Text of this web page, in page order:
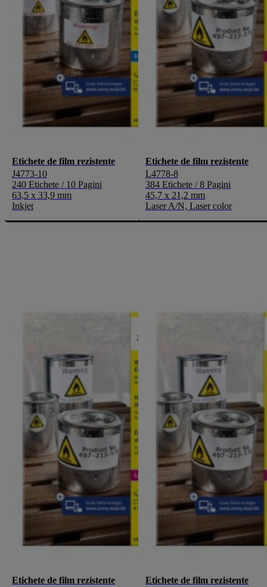
Etichete de film rezistente
J4773-10
240 Etichete / 10 Pagini
63,5 x 33,9 mm
Inkjet
Etichete de film rezistente
L4778-8
384 Etichete / 8 Pagini
45,7 x 21,2 mm
Laser A/N, Laser color
Etichete de film rezistente
Etichete de film rezistente